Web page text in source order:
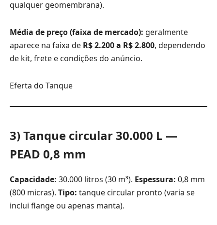
qualquer geomembrana).
Média de preço (faixa de mercado): geralmente
aparece na faixa de R$ 2.200 a R$ 2.800, dependendo
de kit, frete e condições do anúncio.
Eferta do Tanque
3) Tanque circular 30.000 L —
PEAD 0,8 mm
Capacidade: 30.000 litros (30 m³). Espessura: 0,8 mm
(800 micras). Tipo: tanque circular pronto (varia se
inclui flange ou apenas manta).